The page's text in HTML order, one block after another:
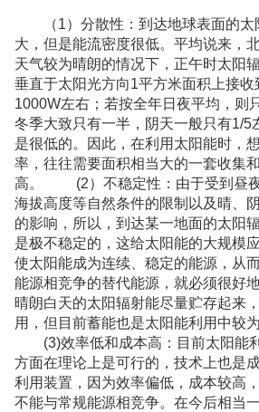
（1）分散性：到达地球表面的太
大，但是能流密度很低。平均说来，
天气较为晴朗的情况下，正午时太阳
垂直于太阳光方向1平方米面积上接
1000W左右；若按全年日夜平均，则
冬季大致只有一半，阴天一般只有1/5
是很低的。因此，在利用太阳能时，
率，往往需要面积相当大的一套收集
高。 (2）不稳定性：由于受到昼夜
海拔高度等自然条件的限制以及晴、
的影响，所以，到达某一地面的太阳
是极不稳定的，这给太阳能的大规模
使太阳能成为连续、稳定的能源，从
能源相竞争的替代能源，就必须很好
晴朗白天的太阳辐射能尽量贮存起来
用，但目前蓄能也是太阳能利用中较
(3)效率低和成本高：目前太阳能
方面在理论上是可行的，技术上也是
利用装置，因为效率偏低，成本较高
不能与常规能源相竞争。在今后相当